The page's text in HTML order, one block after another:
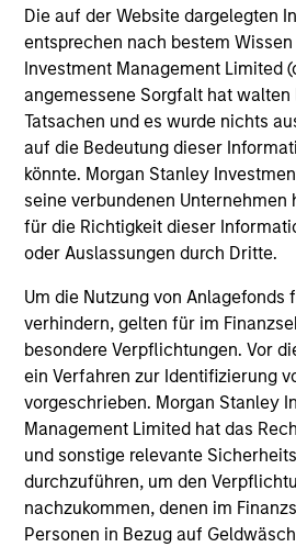
Die auf der Website dargelegten
entsprechen nach bestem
Investment Management Limited
angemessene Sorgfalt hat walten
Tatsachen und es wurde nichts
auf die Bedeutung dieser
könnte. Morgan Stanley
seine verbundenen
für die Richtigkeit dieser
oder Auslassungen durch Dritte.
Um die Nutzung von Anlagefonds
verhindern, gelten für im
besondere Verpflichtungen. Vor
ein Verfahren zur Identifizierung
vorgeschrieben. Morgan Stanley
Management Limited hat das
und sonstige relevante
durchzuführen, um den
nachzukommen, denen im
Personen in Bezug auf
money over time. With this focus
of permanent loss of capital rather
the team expects International
asymmetric performance profile
attractive long-term returns and
participation during challenging
hallmark of the team’s
strategies.
3
A long-standing history of
With over 25 years investing in
experienced and well-resourced
team uses their time-tested
stock-selection criteria to manage
Resilience strategy.